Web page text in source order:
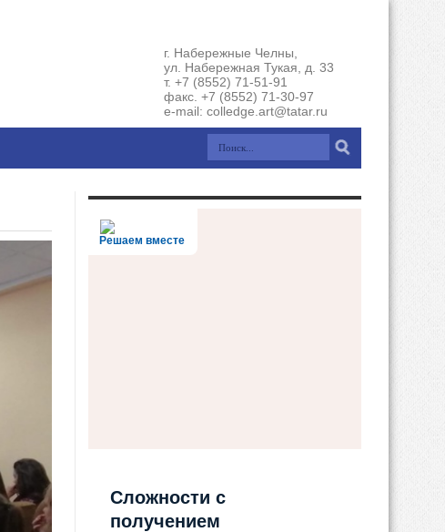
г. Набережные Челны,
ул. Набережная Тукая, д. 33
т. +7 (8552) 71-51-91
факс. +7 (8552) 71-30-97
e-mail: colledge.art@tatar.ru
Решаем вместе
Сложности с
получением